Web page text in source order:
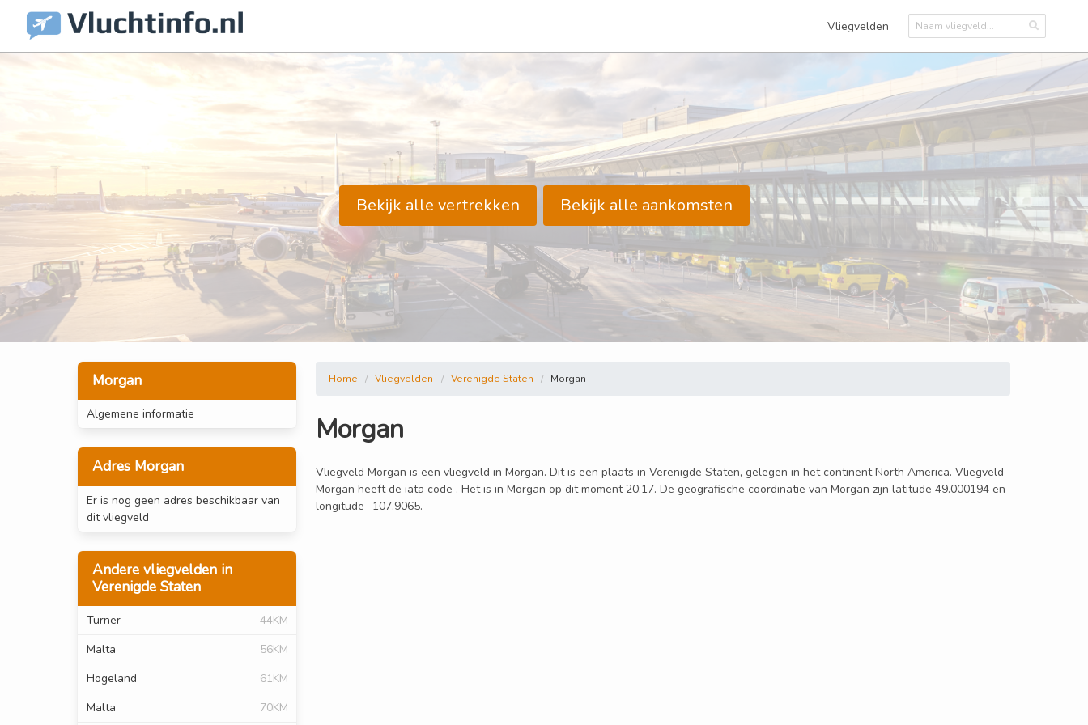
Vliegvelden
Bekijk alle vertrekken Bekijk alle aankomsten
Morgan
Algemene informatie
Adres Morgan
Er is nog geen adres beschikbaar van
dit vliegveld
Andere vliegvelden in
Verenigde Staten
Turner
44KM
Malta
56KM
Hogeland
61KM
Malta
70KM
Home Vliegvelden Verenigde Staten Morgan
Morgan
Vliegveld Morgan is een vliegveld in Morgan. Dit is een plaats in Verenigde Staten, gelegen in het continent North America. Vliegveld
Morgan heeft de iata code . Het is in Morgan op dit moment 20:17. De geografische coordinatie van Morgan zijn latitude 49.000194 en
longitude -107.9065.